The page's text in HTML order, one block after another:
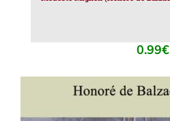
0.99€